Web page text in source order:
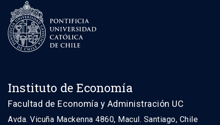
Instituto de Economía
Facultad de Economía y Administración UC
Avda. Vicuña Mackenna 4860, Macul. Santiago, Chile